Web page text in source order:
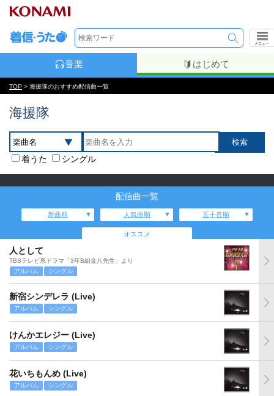
メニュー
音楽 はじめて
TOP > 海援隊のおすすめ配信曲一覧
海援隊
着うた シングル
配信曲一覧
新曲順 人気曲順 五十音順
オススメ
人として
TBSテレビ系ドラマ「3年B組金八先生」より
アルバム
シングル
新宿シンデレラ (Live)
アルバム シングル
けんかエレジー (Live)
アルバム シングル
花いちもんめ (Live)
アルバム シングル